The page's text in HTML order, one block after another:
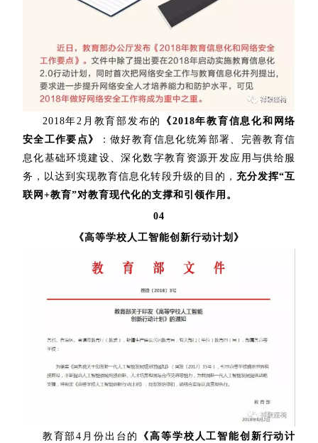
2018年2月教育部发布的
《2018年教育信息化和网络
安全工作要点》
：做好教育信息化统筹部署、完善教育信
息化基础环境建设、深化数字教育资源开发应用与供给服
务，以达到实现教育信息化转段升级的目的， 充分发挥“互
联网+教育”对教育现代化的支撑和引领作用。
04
《高等学校人工智能创新行动计划》
教育部4月份出台的
《高等学校人工智能创新行动计